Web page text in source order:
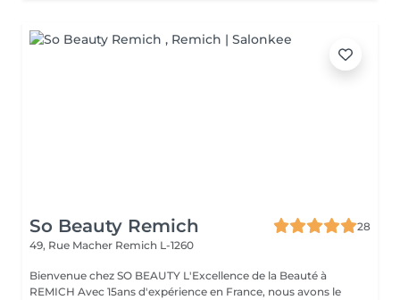
So Beauty Remich
28
49, Rue Macher Remich L-1260
Bienvenue chez SO BEAUTY L'Excellence de la Beauté à
REMICH Avec 15ans d'expérience en France, nous avons le